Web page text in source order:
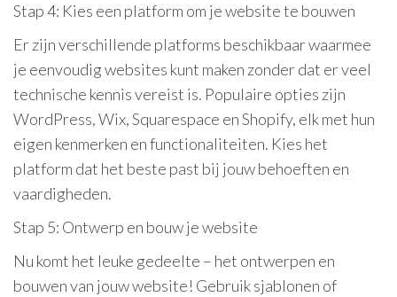
Stap 4: Kies een platform om je website te bouwen
Er zijn verschillende platforms beschikbaar waarmee
je eenvoudig websites kunt maken zonder dat er veel
technische kennis vereist is. Populaire opties zijn
WordPress, Wix, Squarespace en Shopify, elk met hun
eigen kenmerken en functionaliteiten. Kies het
platform dat het beste past bij jouw behoeften en
vaardigheden.
Stap 5: Ontwerp en bouw je website
Nu komt het leuke gedeelte – het ontwerpen en
bouwen van jouw website! Gebruik sjablonen of